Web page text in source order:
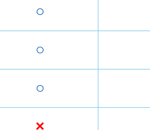
○
○
○